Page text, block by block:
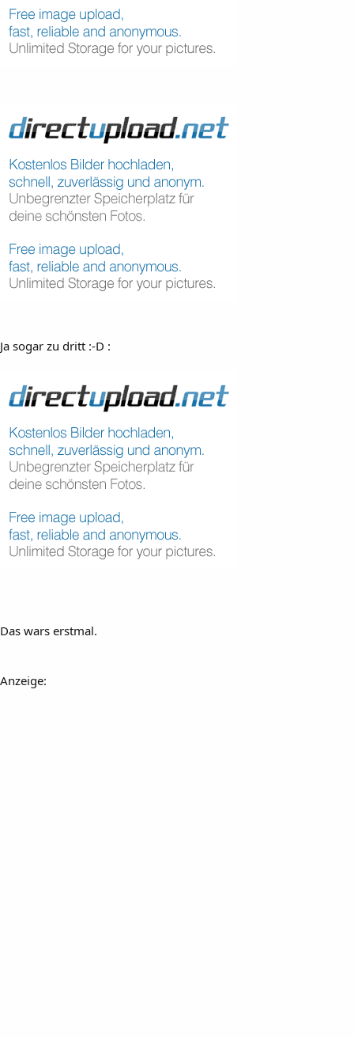
Ja sogar zu dritt :-D :
Das wars erstmal.
Anzeige: